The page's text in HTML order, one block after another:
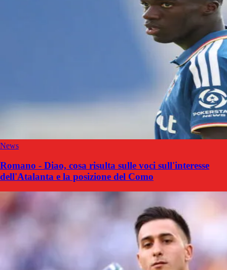
News
Romano - Diao, cosa risulta sulle voci sull'interesse
dell'Atalanta e la posizione del Como